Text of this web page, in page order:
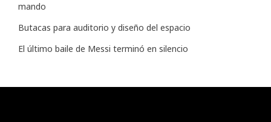
mando
Butacas para auditorio y diseño del espacio
El último baile de Messi terminó en silencio